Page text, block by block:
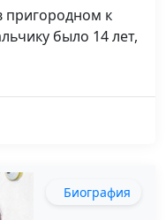
пригородном к
было 14 лет,
Биография